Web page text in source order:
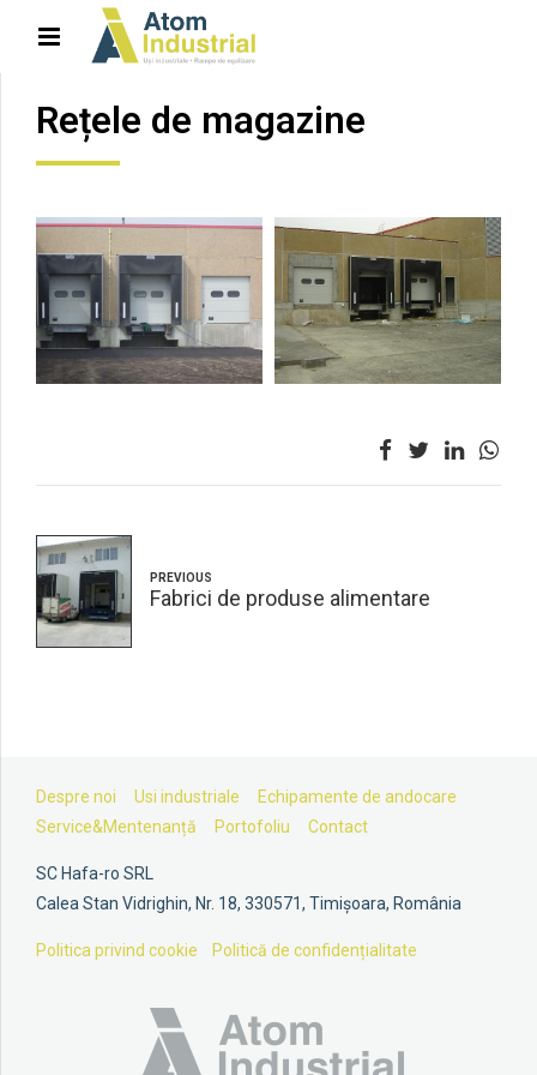
Rețele de magazine
PREVIOUS
Fabrici de produse alimentare
Despre noi Usi industriale
Echipamente de andocare
Service&Mentenanță
Portofoliu Contact
SC Hafa-ro SRL
Calea Stan Vidrighin, Nr. 18, 330571, Timișoara, România
Politica privind cookie Politică de confidențialitate